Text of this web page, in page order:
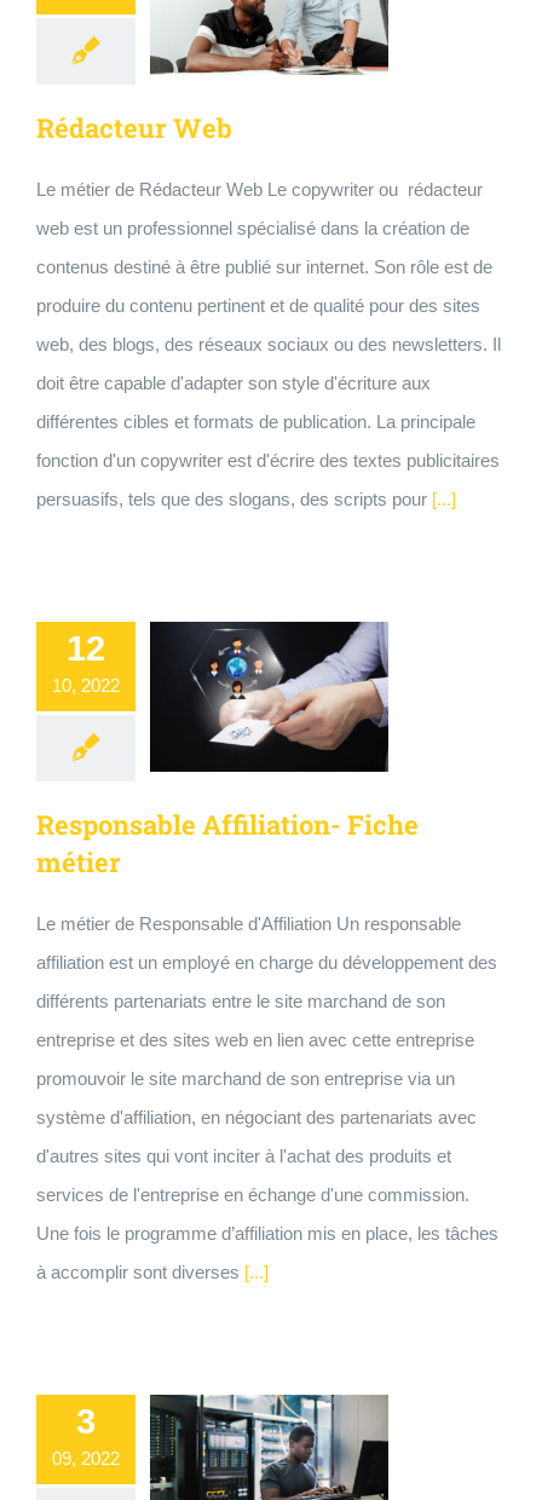
Rédacteur Web
Le métier de Rédacteur Web Le copywriter ou rédacteur
web est un professionnel spécialisé dans la création de
contenus destiné à être publié sur internet. Son rôle est de
produire du contenu pertinent et de qualité pour des sites
web, des blogs, des réseaux sociaux ou des newsletters. Il
doit être capable d'adapter son style d'écriture aux
différentes cibles et formats de publication. La principale
fonction d'un copywriter est d'écrire des textes publicitaires
persuasifs, tels que des slogans, des scripts pour [...]
12
10, 2022
Responsable Affiliation- Fiche
métier
Le métier de Responsable d'Affiliation Un responsable
affiliation est un employé en charge du développement des
différents partenariats entre le site marchand de son
entreprise et des sites web en lien avec cette entreprise
promouvoir le site marchand de son entreprise via un
système d'affiliation, en négociant des partenariats avec
d'autres sites qui vont inciter à l'achat des produits et
services de l'entreprise en échange d'une commission.
Une fois le programme d’affiliation mis en place, les tâches
à accomplir sont diverses [...]
3
09, 2022